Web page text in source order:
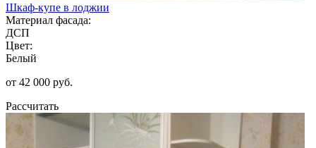
Шкаф-купе в лоджии
Материал фасада:
ДСП
Цвет:
Белый
от 42 000 руб.
Рассчитать